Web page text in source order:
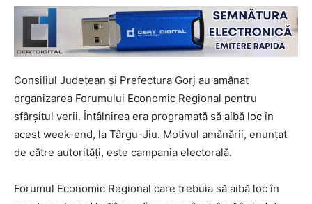
Consiliul Judeţean şi Prefectura Gorj au amânat
organizarea Forumului Economic Regional pentru
sfârşitul verii. Întâlnirea era programată să aibă loc în
acest week-end, la Târgu-Jiu. Motivul amânării, enunţat
de către autorităţi, este campania electorală.
Forumul Economic Regional care trebuia să aibă loc în